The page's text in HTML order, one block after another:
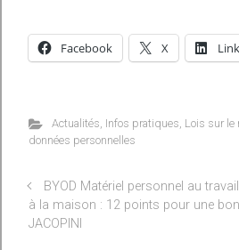
Facebook X
Actualités, Infos pratiques, Lois sur le
données personnelles
BYOD Matériel personnel au
à la maison : 12 points pour une
JACOPINI